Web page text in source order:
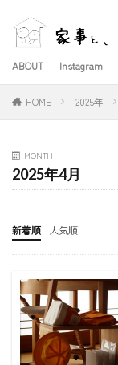
ABOUT Instagram
HOME 2025年
MONTH
2025年4月
新着順 人気順